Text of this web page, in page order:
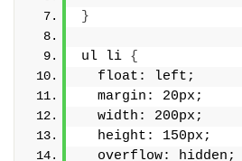
}
ul li {
  float: left;
  margin: 20px;
  width: 200px;
  height: 150px;
  overflow: hidden;